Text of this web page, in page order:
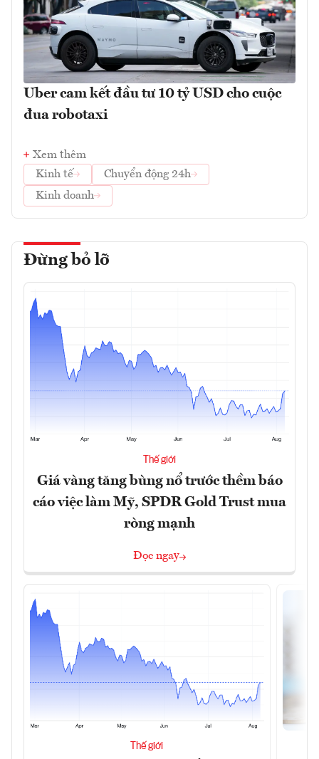
Uber cam kết đầu tư 10 tỷ USD cho cuộc
đua robotaxi
Xem thêm
Kinh tế
Chuyển động 24h
Kinh doanh
Đừng bỏ lỡ
Thế giới
Giá vàng tăng bùng nổ trước thềm báo
cáo việc làm Mỹ, SPDR Gold Trust mua
ròng mạnh
Đọc ngay
Thế giới